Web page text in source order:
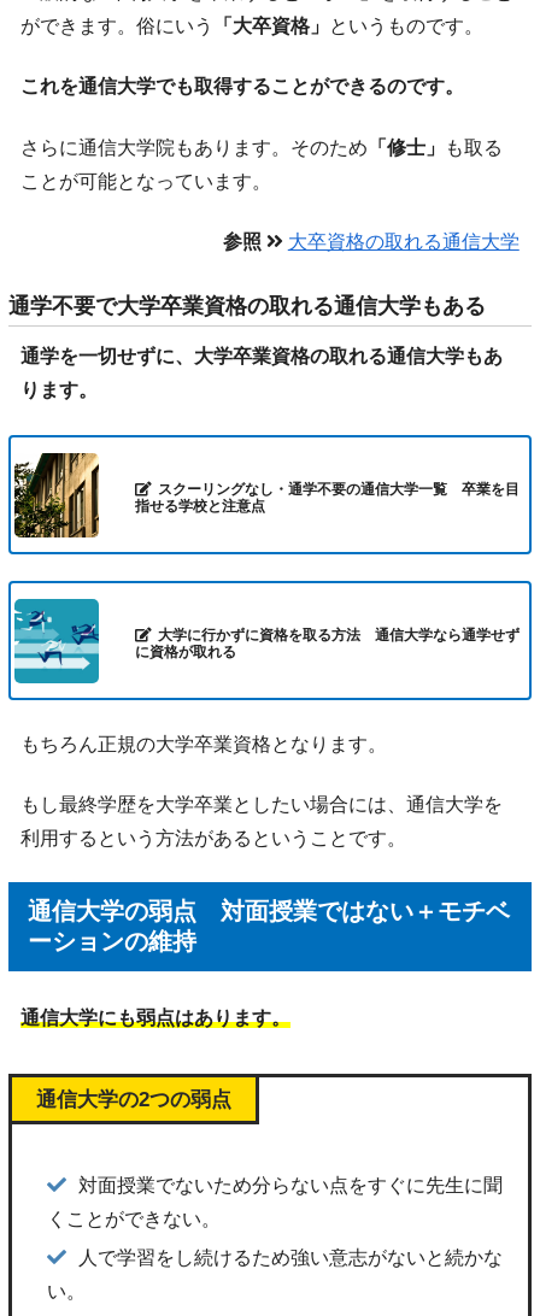
ができます。俗にいう
「大卒資格」 というものです。
これを通信大学でも取得することができるのです。
さらに通信大学院もあります。そのため 「修士」
も取る
ことが可能となっています。
参照 大卒資格の取れる通信大学
通学不要で大学卒業資格の取れる通信大学もある
通学を一切せずに、大学卒業資格の取れる通信大学もあ
ります。
スクーリングなし・通学不要の通信大学一覧 卒業を目
指せる学校と注意点
大学に行かずに資格を取る方法 通信大学なら通学せず
に資格が取れる
もちろん正規の大学卒業資格となります。
もし最終学歴を大学卒業としたい場合には、通信大学を
利用するという方法があるということです。
通信大学の弱点 対面授業ではない＋モチベ
ーションの維持
通信大学にも弱点はあります。
通信大学の2つの弱点
対面授業でないため分らない点をすぐに先生に聞
くことができない。
人で学習をし続けるため強い意志がないと続かな
い。